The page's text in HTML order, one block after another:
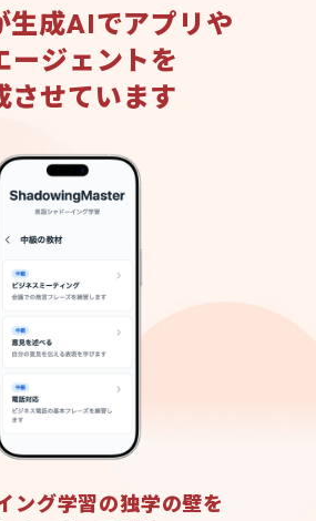
生成AIでアプリや
ージェントを
させています
ング学習の独学の壁を